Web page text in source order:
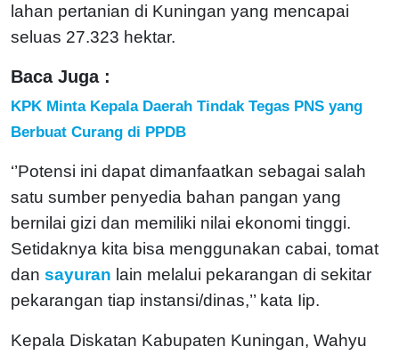
lahan pertanian di Kuningan yang mencapai
seluas 27.323 hektar.
Baca Juga :
KPK Minta Kepala Daerah Tindak Tegas PNS yang
Berbuat Curang di PPDB
‘’Potensi ini dapat dimanfaatkan sebagai salah
satu sumber penyedia bahan pangan yang
bernilai gizi dan memiliki nilai ekonomi tinggi.
Setidaknya kita bisa menggunakan cabai, tomat
dan sayuran lain melalui pekarangan di sekitar
pekarangan tiap instansi/dinas,’’ kata Iip.
Kepala Diskatan Kabupaten Kuningan, Wahyu